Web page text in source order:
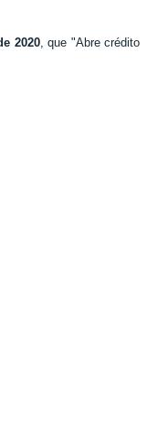
2020, que "Abre crédito